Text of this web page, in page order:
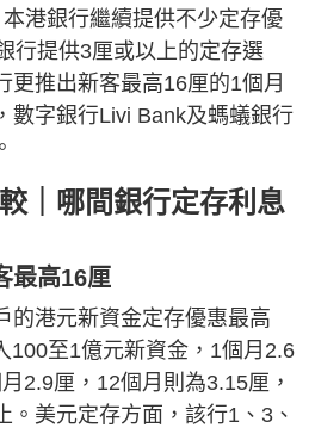
港銀行繼續提供不少定存優
行提供3厘或以上的定存選
更推出新客最高16厘的1個月
數字銀行Livi Bank及螞蟻銀行
｜哪間銀行定存利息
最高16厘
的港元新資金定存優惠最高
100至1億元新資金，1個月2.6
2.9厘，12個月則為3.15厘，
。美元定存方面，該行1、3、